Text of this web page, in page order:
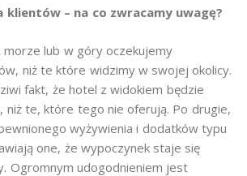
klientów – na co zwracamy uwagę?
morze lub w góry oczekujemy
niż te które widzimy w swojej okolicy.
fakt, że hotel z widokiem będzie
niż te, które tego nie oferują. Po drugie,
wyżywienia i dodatków typu
one, że wypoczynek staje się
Ogromnym udogodnieniem jest